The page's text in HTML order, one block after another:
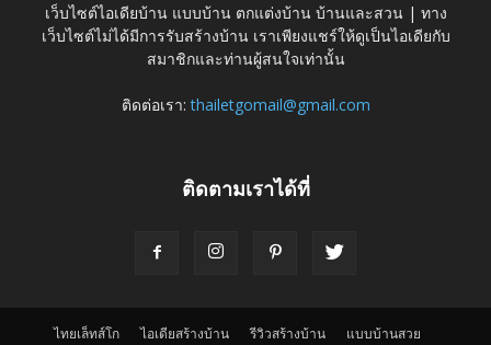
เว็บไซต์ไอเดียบ้าน แบบบ้าน ตกแต่งบ้าน บ้านและสวน | ทาง
เว็บไซต์ไม่ได้มีการรับสร้างบ้าน เราเพียงแชร์ให้ดูเป็นไอเดียกับ
สมาชิกและท่านผู้สนใจเท่านั้น
ติดต่อเรา:thailetgomail@gmail.com
ติดตามเราได้ที่
ไทยเล็ทส์โก ไอเดียสร้างบ้าน รีวิวสร้างบ้าน
แบบบ้านสวย